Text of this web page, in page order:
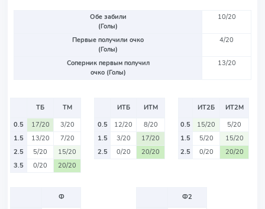
Обе забили
(Голы)
10/20
Первые получили очко
(Голы)
4/20
Соперник первым получил
очко (Голы)
13/20
ТБ
ТМ
0.5
17/20
3/20
1.5
13/20
7/20
2.5
5/20
15/20
3.5
0/20 20/20
ИТБ
ИТМ
0.5
12/20
8/20
1.5
3/20
17/20
2.5
0/20 20/20
ИТ2Б
ИТ2М
0.5
15/20
5/20
1.5
5/20
15/20
2.5
0/20 20/20
Ф
Ф2